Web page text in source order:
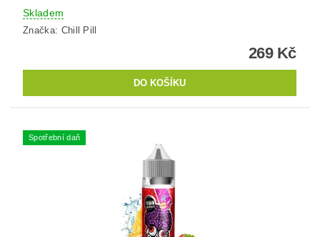
Skladem
Značka: Chill Pill
269 Kč
Spotřební daň